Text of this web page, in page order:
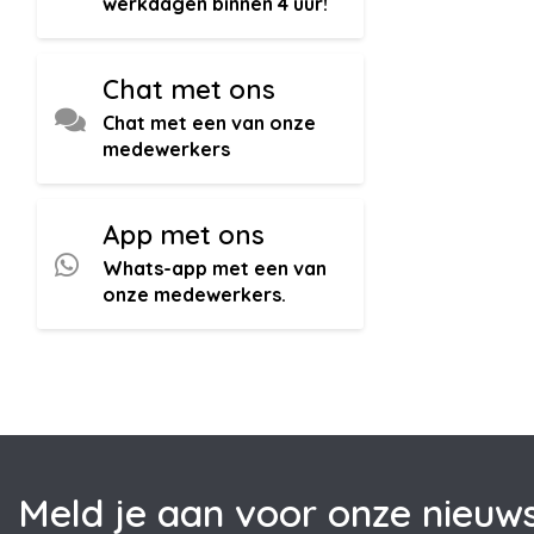
Chat met ons
Chat met een van onze
medewerkers
App met ons
Whats-app met een van
onze medewerkers.
Meld je aan voor onze